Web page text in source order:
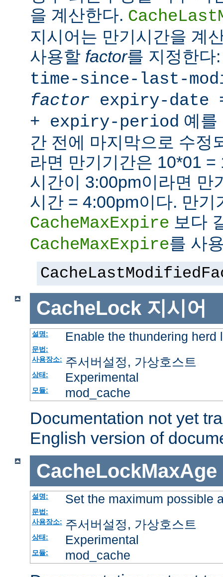
을 계산한다.
지시어는 만기시간을 계
사용할 factor를 지정한
time-since-last-
factor expiry-date
+ expiry-period 예를
간 전에 마지막으로 수정
라면 만기기간은 10*01
시간이 3:00pm이라면 만
시간 = 4:00pm이다. 만기
CacheMaxExpire 보다
CacheMaxExpire를 사
CacheLock 지시어
설명: Enable the thundering herd
문법:
사용장소: 주서버설정, 가상호스트
상태: Experimental
모듈: mod_cache
Documentation not yet
English version of
CacheLockMaxAge
설명: Set the maximum possible
문법:
사용장소: 주서버설정, 가상호스트
상태: Experimental
모듈: mod_cache